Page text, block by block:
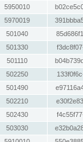
5950010
5970019
501040
501330
501110
502250
501490
502210
502430
503030